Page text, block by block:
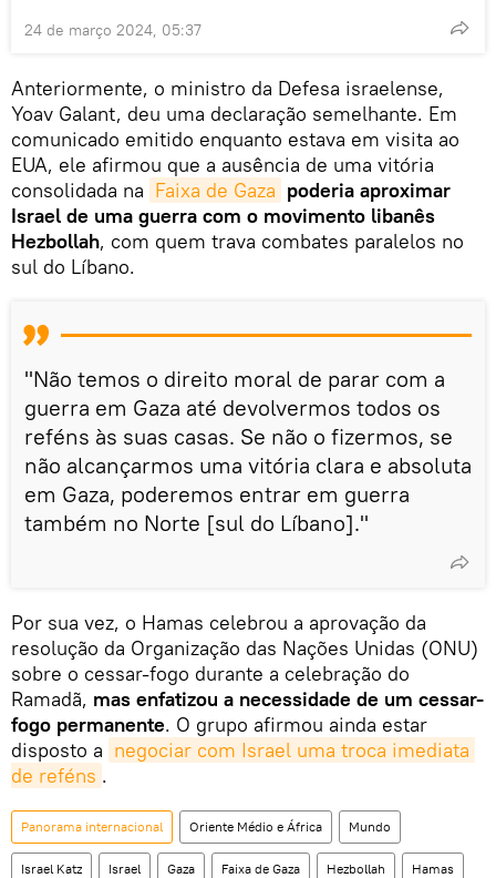
24 de março 2024, 05:37
Anteriormente, o ministro da Defesa israelense,
Yoav Galant, deu uma declaração semelhante. Em
comunicado emitido enquanto estava em visita ao
EUA, ele afirmou que a ausência de uma vitória
consolidada na Faixa de Gaza poderia aproximar
Israel de uma guerra com o movimento libanês
Hezbollah, com quem trava combates paralelos no
sul do Líbano.
"Não temos o direito moral de parar com a
guerra em Gaza até devolvermos todos os
reféns às suas casas. Se não o fizermos, se
não alcançarmos uma vitória clara e absoluta
em Gaza, poderemos entrar em guerra
também no Norte [sul do Líbano]."
Por sua vez, o Hamas celebrou a aprovação da
resolução da Organização das Nações Unidas (ONU)
sobre o cessar-fogo durante a celebração do
Ramadã, mas enfatizou a necessidade de um cessar-
fogo permanente. O grupo afirmou ainda estar
disposto a negociar com Israel uma troca imediata
de reféns .
Panorama internacional Oriente Médio e África Mundo
Israel Katz Israel Gaza Faixa de Gaza Hezbollah Hamas